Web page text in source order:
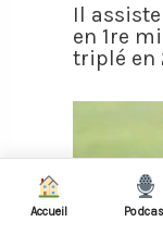
Il
en 1re
triplé en
Accueil